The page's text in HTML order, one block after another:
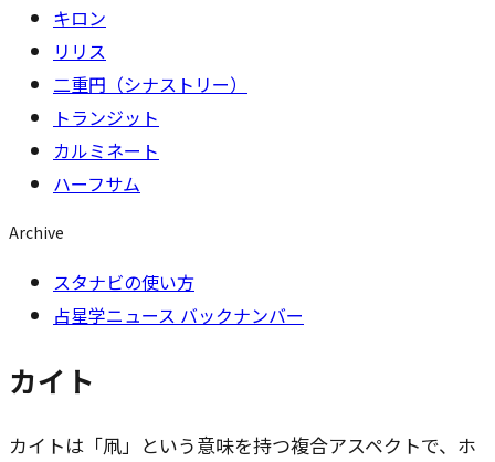
キロン
リリス
二重円（シナストリー）
トランジット
カルミネート
ハーフサム
Archive
スタナビの使い方
占星学ニュース バックナンバー
カイト
カイトは「凧」という意味を持つ複合アスペクトで、ホ